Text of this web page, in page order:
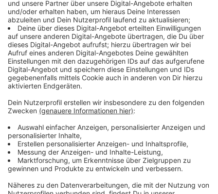
Anzeige
Tourleiter Joachim Wechner zeigte sich begeistert:
„Die Tour war in jeder Hinsicht ein Erfolg – sportlich
und vor allem menschlich. Gemeinsam haben wir ein
starkes Zeichen für Solidarität gesetzt. Der Rekord an
Spenden erfüllt uns mit Stolz und motiviert zum
Weitermachen.“ Die Spendensumme geht zu gleichen
Teilen an die Stiftung AGAPEDIA und den
Verein roterkeil Senden e.V., die sich für Kinder in Not
einsetzen.
Auch Kerstin Clev vom Münsterland e.V. lobte das
Engagement: „Wie stark Gemeinschaft und
sind, zeigt die Rennfietsen-Tour. Wenn sportlicher